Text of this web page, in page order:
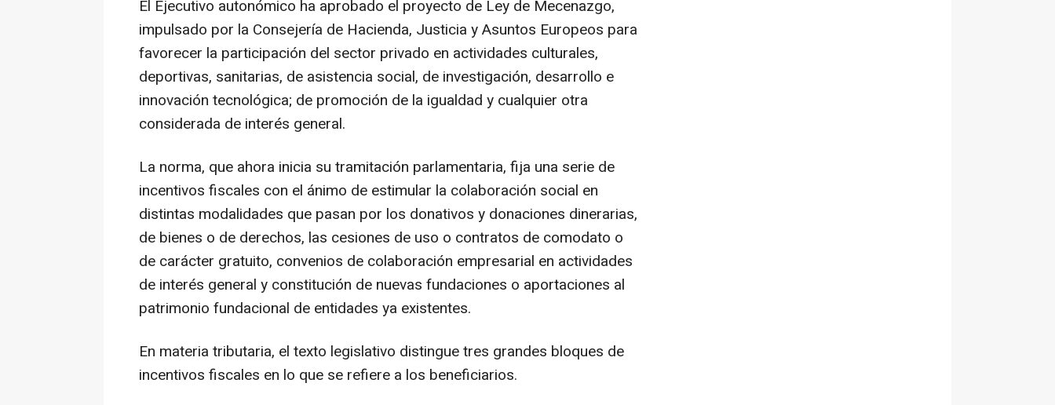
El Ejecutivo autonómico ha aprobado el proyecto de Ley de Mecenazgo,
impulsado por la Consejería de Hacienda, Justicia y Asuntos Europeos para
favorecer la participación del sector privado en actividades culturales,
deportivas, sanitarias, de asistencia social, de investigación, desarrollo e
innovación tecnológica; de promoción de la igualdad y cualquier otra
considerada de interés general.
La norma, que ahora inicia su tramitación parlamentaria, fija una serie de
incentivos fiscales con el ánimo de estimular la colaboración social en
distintas modalidades que pasan por los donativos y donaciones dinerarias,
de bienes o de derechos, las cesiones de uso o contratos de comodato o
de carácter gratuito, convenios de colaboración empresarial en actividades
de interés general y constitución de nuevas fundaciones o aportaciones al
patrimonio fundacional de entidades ya existentes.
En materia tributaria, el texto legislativo distingue tres grandes bloques de
incentivos fiscales en lo que se refiere a los beneficiarios.